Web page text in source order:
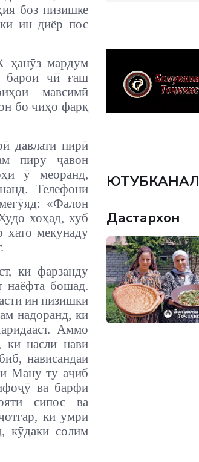
боз пизишке
ин диёр пос
ҳанӯз мардум
барои чӣ ғаш
мавсимӣ
бо чиҳо фарқ
давлати пирӣ
пиру ҷавон
ӯ меоранд,
Телефони
«Фалон
хоҳад, хуб
мекунаду
ки фарзанду
наёфта бошад.
ин пизишки
надоранд, ки
Аммо
насли нави
нависандаи
Ману ту аҷиб
ва барфи
сипос ва
ки умри
кӯдаки солим
ЮТУБКАНАЛ
Дастархон